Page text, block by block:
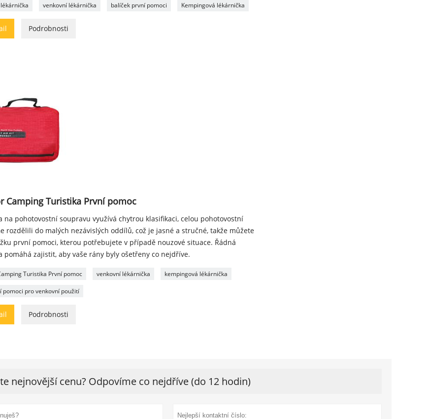
venkovní lékárnička balíček první pomoci Kempingová lékárnička
Podrobnosti
Camping Turistika První pomoc
na pohotovostní soupravu využívá chytrou klasifikaci, celou pohotovostní
rozdělili do malých nezávislých oddílů, což je jasné a stručné, takže můžete
první pomoci, kterou potřebujete v případě nouzové situace. Řádná
pomáhá zajistit, aby vaše rány byly ošetřeny co nejdříve.
Turistika První pomoc venkovní lékárnička kempingová lékárnička
pomoci pro venkovní použití
Podrobnosti
nejnovější cenu? Odpovíme co nejdříve (do 12 hodin)